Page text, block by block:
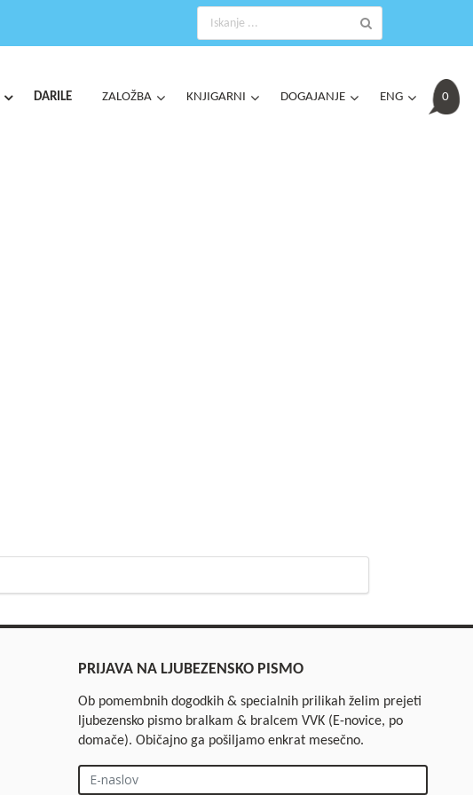
DARILE ZALOŽBA KNJIGARNI DOGAJANJE ENG 0
PRIJAVA NA LJUBEZENSKO PISMO
Ob pomembnih dogodkih & specialnih prilikah želim prejeti
ljubezensko pismo bralkam & bralcem VVK (E-novice, po
domače). Običajno ga pošiljamo enkrat mesečno.